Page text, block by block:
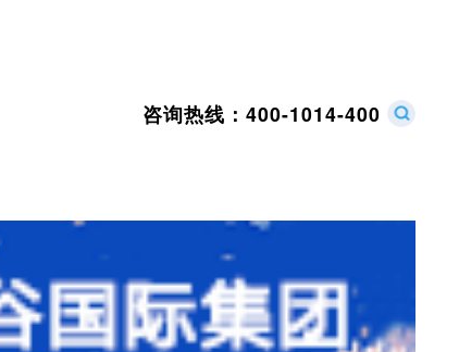
咨询热线： 400-1014-400